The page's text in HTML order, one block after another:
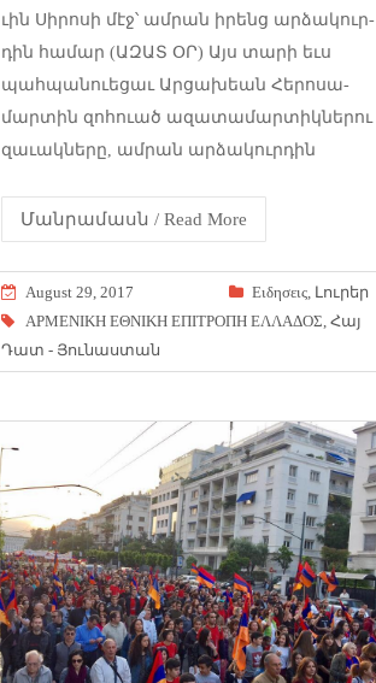
ւին ­Սի­րո­սի մէջ՝ ամ­րան ի­րենց ար­ձա­կուր­
դին հա­մար (ԱԶԱՏ ՕՐ) Այս տա­րի եւս
պահ­պա­նուե­ցաւ Ար­ցա­խեան ­Հե­րո­սա­
մար­տին զո­հո­ւած ա­զա­տա­մար­տիկ­նե­րու
զա­ւակ­նե­րը, ամ­րան ար­ձա­կուր­դին
Մանրամասն / Read More
August 29, 2017 Eιδησεις Լուրեր
ΑΡΜΕΝΙΚΗ ΕΘΝΙΚΗ ΕΠΙΤΡΟΠΗ ΕΛΛΑΔΟΣ Հայ
Դատ - Յունաստան